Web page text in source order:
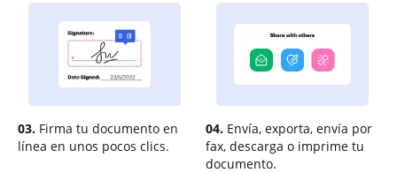
03. Firma tu documento en
línea en unos pocos clics.
04. Envía, exporta, envía por
fax, descarga o imprime tu
documento.